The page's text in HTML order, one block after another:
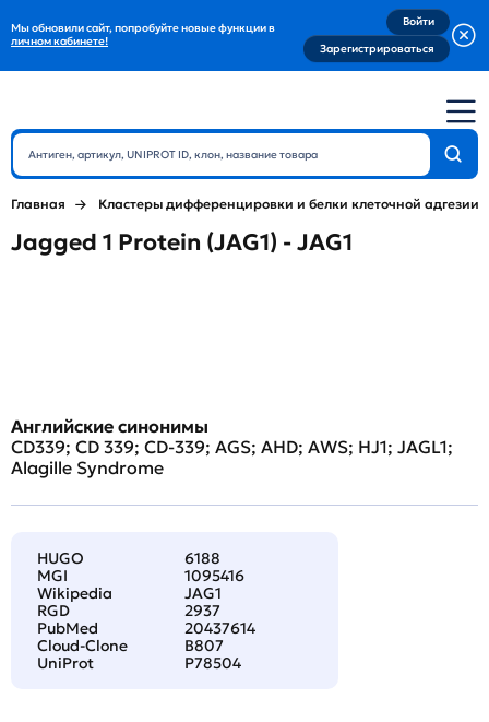
Мы обновили сайт, попробуйте новые функции в
личном кабинете!
Войти
Зарегистрироваться
Главная Кластеры дифференцировки и белки клеточной адгезии
Jagged 1 Protein (JAG1) - JAG1
Английские синонимы
CD339; CD 339; CD-339; AGS; AHD; AWS; HJ1; JAGL1;
Alagille Syndrome
HUGO
6188
MGI
1095416
Wikipedia
JAG1
RGD
2937
PubMed
20437614
Cloud-Clone
B807
UniProt
P78504